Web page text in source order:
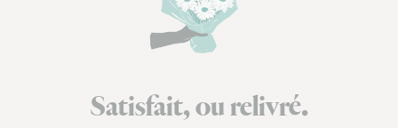
Satisfait, ou relivré.